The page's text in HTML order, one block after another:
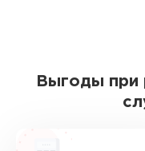
Выгоды при